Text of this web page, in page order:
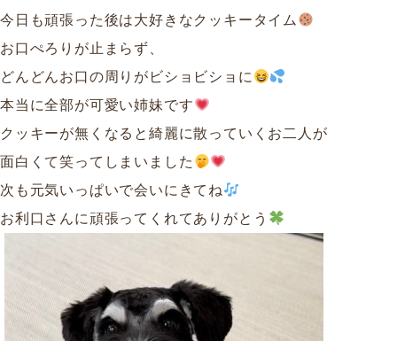
今日も頑張った後は大好きなクッキータイム
お口ぺろりが止まらず、
どんどんお口の周りがビショビショに
本当に全部が可愛い姉妹です
クッキーが無くなると綺麗に散っていくお二人が
面白くて笑ってしまいました
次も元気いっぱいで会いにきてね
お利口さんに頑張ってくれてありがとう